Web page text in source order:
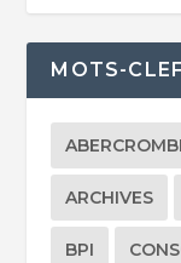
MOTS-
ARCHIVES
BPI